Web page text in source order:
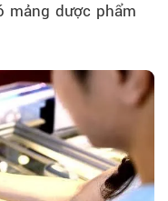
mảng dược phẩm